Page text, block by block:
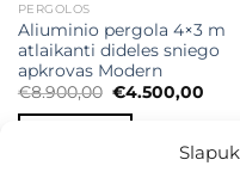
PERGOLOS
Aliuminio pergola 4×3 m
atlaikanti dideles sniego
apkrovas Modern
€8.900,00 Original
was:
€4.500,00